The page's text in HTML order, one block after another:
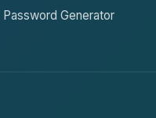
Password Generator